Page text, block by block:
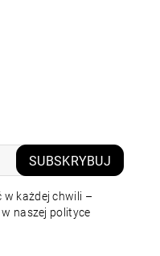
SUBSKRYBUJ
w każdej chwili –
naszej polityce